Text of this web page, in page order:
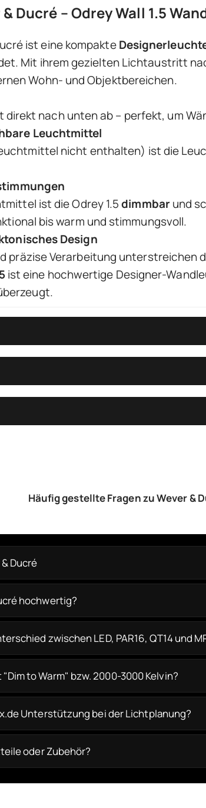
Ducré – Odrey Wall 1.5
ist eine kompakte
Mit ihrem gezielten Lichtaustritt
Wohn- und Objektbereichen.
direkt nach unten ab – perfekt, um
Leuchtmittel
nicht enthalten) ist die
ist die Odrey 1.5dimmbarund
bis warm und stimmungsvoll.
Design
präzise Verarbeitung unterstreichen
ist eine hochwertige Designer-
Häufig gestellte Fragen zu Wever &
Ducré
hochwertig?
zwischen LED, PAR16, QT14 und
to Warm" bzw. 2000-3000 Kelvin?
Unterstützung bei der Lichtplanung?
oder Zubehör?